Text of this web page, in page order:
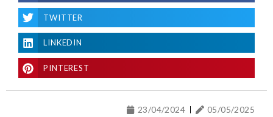
TWITTER
LINKEDIN
PINTEREST
23/04/2024 05/05/2025